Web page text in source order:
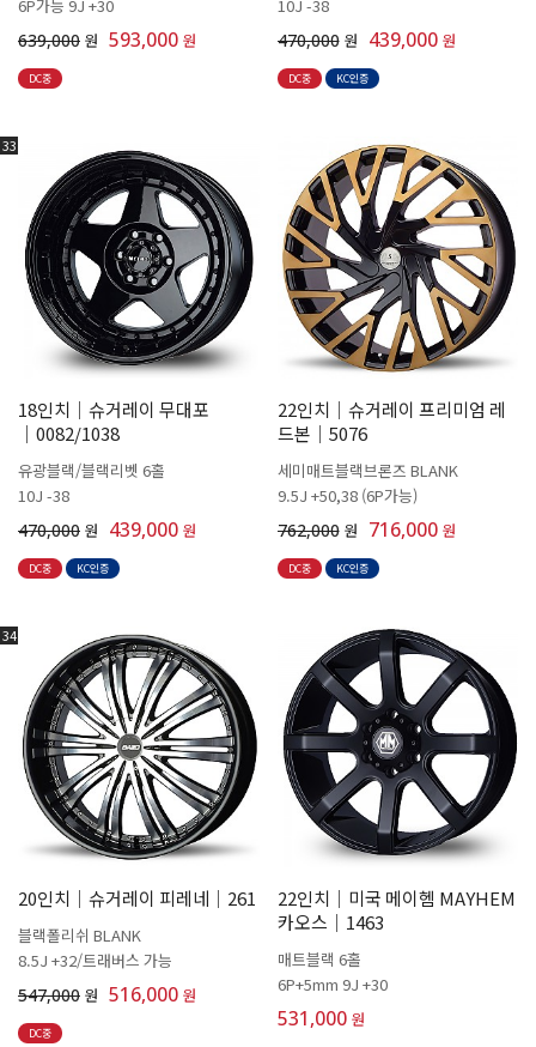
6P가능 9J +30
639,000 원 593,000 원
DC중
10J -38
470,000 원 439,000 원
DC중 KC인증
33
18인치│슈거레이 무대포
│0082/1038
유광블랙/블랙리벳 6홀
10J -38
470,000 원 439,000 원
DC중 KC인증
22인치│슈거레이 프리미엄 레
드본│5076
세미매트블랙브론즈 BLANK
9.5J +50,38 (6P가능)
762,000 원 716,000 원
DC중 KC인증
34
20인치│슈거레이 피레네│261
블랙폴리쉬 BLANK
8.5J +32/트래버스 가능
547,000 원 516,000 원
DC중
22인치│미국 메이헴 MAYHEM
카오스│1463
매트블랙 6홀
6P+5mm 9J +30
531,000 원